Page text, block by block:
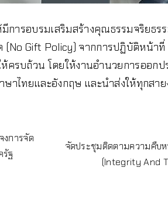
รอบรมเสริมสร้างคุณธรรมจริยธร
Gift Policy) จากการปฏิบัติหน้า
ครบถ้วน โดยให้งานอำนวยการออ
ไทยและอังกฤษ และนำส่งให้ทุกสา
การจัด
ฐ
จัดประชุมติดตามความคืบ
(Integrity And